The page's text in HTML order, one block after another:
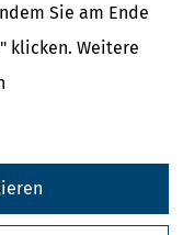
Sie am Ende
klicken. Weitere